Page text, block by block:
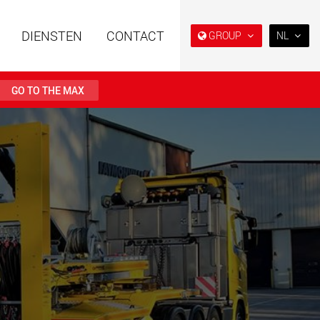
GROUP
met
opbouw voor
van 15 t tot
Semi diepladers en
diepladers voor de
Amerikaanse markt
www.maxtrailer.us
voor
van 20 t tot
Accu-aangedreven
elektrische voertuigen met
laadvermogens vanaf 5 t
www.morello.eu.com
NL
DIENSTEN CONTACT
GO TO THE MAX